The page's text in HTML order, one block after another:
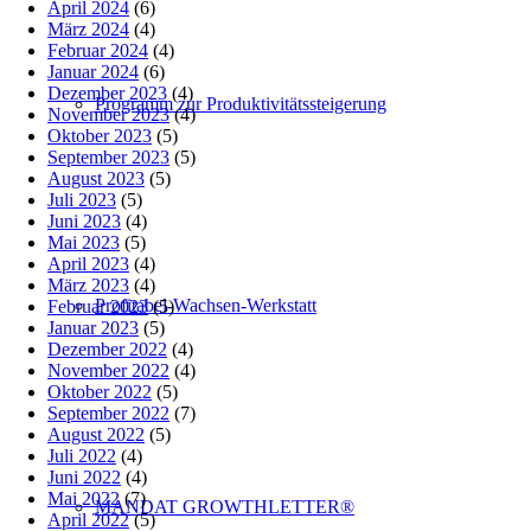
Programm zur Produktivitätssteigerung
Profitabel-Wachsen-Werkstatt
MANDAT GROWTHLETTER®
April 2024 (6)
März 2024 (4)
Februar 2024 (4)
Januar 2024 (6)
Dezember 2023 (4)
November 2023(4)
Oktober 2023 (5)
September 2023 (5)
August 2023 (5)
Juli 2023 (5)
Juni 2023 (4)
Mai 2023 (5)
April 2023 (4)
März 2023 (4)
Februar 2023(5)
Januar 2023 (5)
Dezember 2022 (4)
November 2022 (4)
Oktober 2022 (5)
September 2022 (7)
August 2022 (5)
Juli 2022 (4)
Juni 2022 (4)
Mai 2022(7)
April 2022(5)